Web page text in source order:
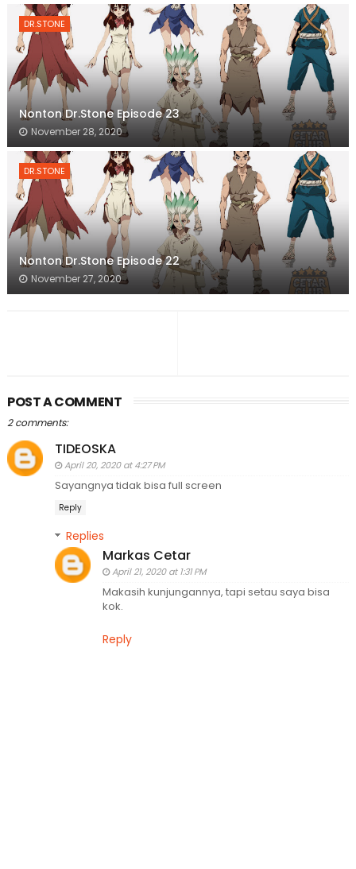
DR.STONE
Nonton Dr.Stone Episode 23
November 28, 2020
DR.STONE
Nonton Dr.Stone Episode 22
November 27, 2020
POST A COMMENT
2 comments:
TIDEOSKA
April 20, 2020 at 4:27 PM
Sayangnya tidak bisa full screen
Reply
Replies
Markas Cetar
April 21, 2020 at 1:31 PM
Makasih kunjungannya, tapi setau saya bisa
kok.
Reply